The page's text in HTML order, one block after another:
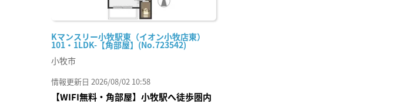
Kマンスリー小牧駅東（イオン小牧店東）
101・1LDK-【角部屋】(No.723542)
小牧市
情報更新日 2026/08/02 10:58
【WIFI無料・角部屋】小牧駅へ徒歩圏内